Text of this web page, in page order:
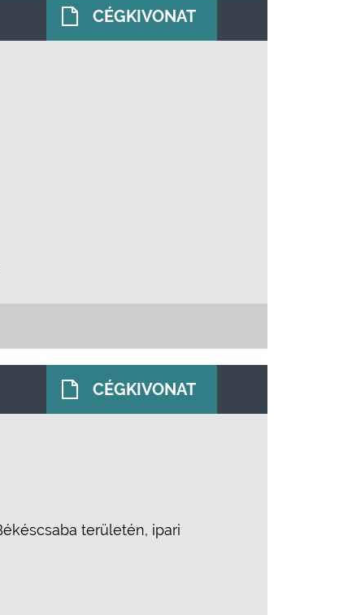
CÉGKIVONAT
CÉGKIVONAT
területén, ipari